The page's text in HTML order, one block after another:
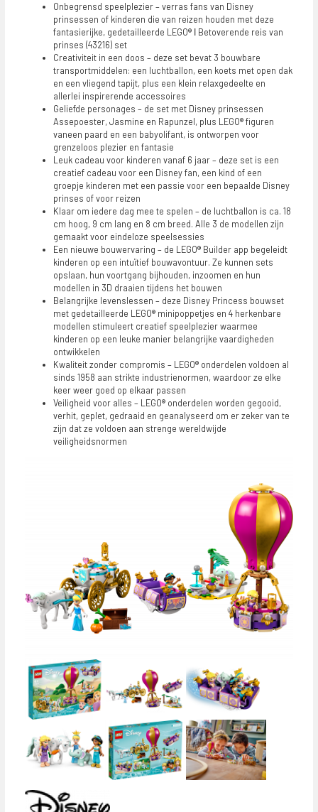
Onbegrensd speelplezier – verras fans van Disney
prinsessen of kinderen die van reizen houden met deze
fantasierijke, gedetailleerde LEGO® ǀ Betoverende reis van
prinses (43216) set
Creativiteit in een doos – deze set bevat 3 bouwbare
transportmiddelen: een luchtballon, een koets met open dak
en een vliegend tapijt, plus een klein relaxgedeelte en
allerlei inspirerende accessoires
Geliefde personages – de set met Disney prinsessen
Assepoester, Jasmine en Rapunzel, plus LEGO® figuren
vaneen paard en een babyolifant, is ontworpen voor
grenzeloos plezier en fantasie
Leuk cadeau voor kinderen vanaf 6 jaar – deze set is een
creatief cadeau voor een Disney fan, een kind of een
groepje kinderen met een passie voor een bepaalde Disney
prinses of voor reizen
Klaar om iedere dag mee te spelen – de luchtballon is ca. 18
cm hoog, 9 cm lang en 8 cm breed. Alle 3 de modellen zijn
gemaakt voor eindeloze speelsessies
Een nieuwe bouwervaring – de LEGO® Builder app begeleidt
kinderen op een intuïtief bouwavontuur. Ze kunnen sets
opslaan, hun voortgang bijhouden, inzoomen en hun
modellen in 3D draaien tijdens het bouwen
Belangrijke levenslessen – deze Disney Princess bouwset
met gedetailleerde LEGO® minipoppetjes en 4 herkenbare
modellen stimuleert creatief speelplezier waarmee
kinderen op een leuke manier belangrijke vaardigheden
ontwikkelen
Kwaliteit zonder compromis – LEGO® onderdelen voldoen al
sinds 1958 aan strikte industrienormen, waardoor ze elke
keer weer goed op elkaar passen
Veiligheid voor alles – LEGO® onderdelen worden gegooid,
verhit, geplet, gedraaid en geanalyseerd om er zeker van te
zijn dat ze voldoen aan strenge wereldwijde
veiligheidsnormen